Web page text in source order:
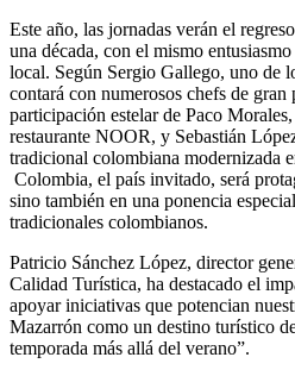
Este año, las jornadas verán el
una década, con el mismo
local. Según Sergio Gallego, uno de
contará con numerosos chefs de
participación estelar de Paco
restaurante NOOR, y Sebastián
tradicional colombiana modernizada
Colombia, el país invitado, será
sino también en una ponencia
tradicionales colombianos.
Patricio Sánchez López, director
Calidad Turística, ha destacado el
apoyar iniciativas que potencian
Mazarrón como un destino turístico
temporada más allá del verano”.